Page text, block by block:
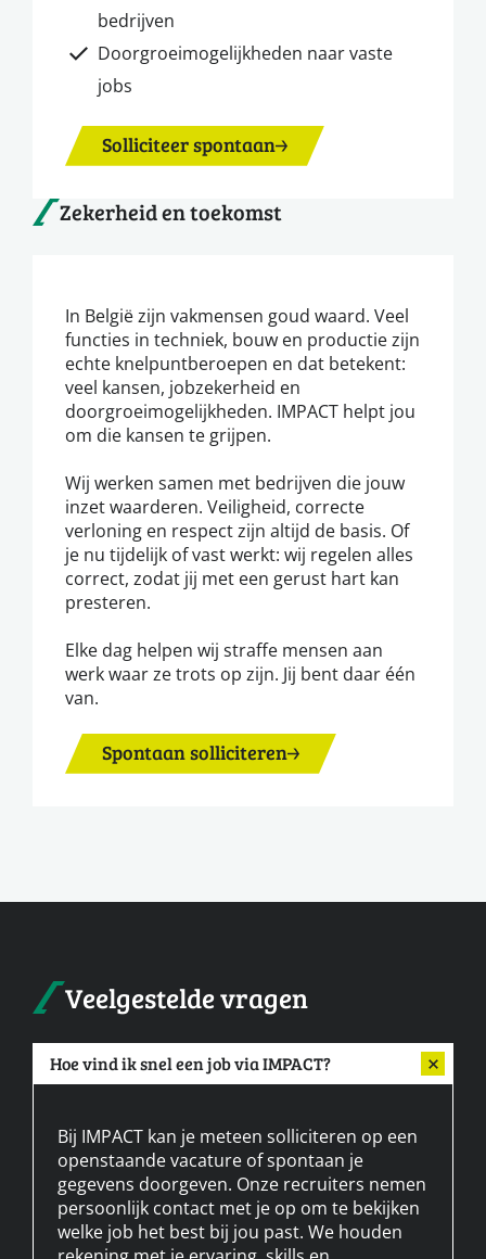
bedrijven
Doorgroeimogelijkheden naar vaste
jobs
Solliciteer spontaan
Zekerheid en toekomst
In België zijn vakmensen goud waard. Veel
functies in techniek, bouw en productie zijn
echte knelpuntberoepen en dat betekent:
veel kansen, jobzekerheid en
doorgroeimogelijkheden. IMPACT helpt jou
om die kansen te grijpen.
Wij werken samen met bedrijven die jouw
inzet waarderen. Veiligheid, correcte
verloning en respect zijn altijd de basis. Of
je nu tijdelijk of vast werkt: wij regelen alles
correct, zodat jij met een gerust hart kan
presteren.
Elke dag helpen wij straffe mensen aan
werk waar ze trots op zijn. Jij bent daar één
van.
Spontaan solliciteren
Veelgestelde vragen
Hoe vind ik snel een job via IMPACT?
Bij IMPACT kan je meteen solliciteren op een
openstaande vacature of spontaan je
gegevens doorgeven. Onze recruiters nemen
persoonlijk contact met je op om te bekijken
welke job het best bij jou past. We houden